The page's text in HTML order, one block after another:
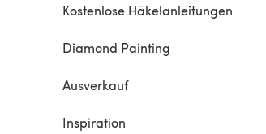
Kostenlose Häkelanleitungen
Diamond Painting
Ausverkauf
Inspiration